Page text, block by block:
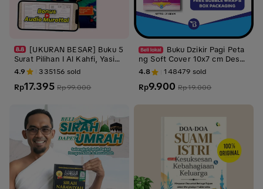
[UKURAN BESAR] Buku 5
Surat Pilihan I Al Kahfi, Yasin,
Al Mulk, Ar Rahman, Al Waqia
h Dilengkapi Quran Mapping
Original Penerbit
4.9 335156 sold
Rp17.395 Rp99.000
Buku Dzikir Pagi Peta
ng Soft Cover 10x7 cm Desai
n Premium Elegan Cocok unt
uk Hadiah Dilengkapi Dzikir S
etelah Shalat
4.8 148479 sold
Rp9.900 Rp19.000